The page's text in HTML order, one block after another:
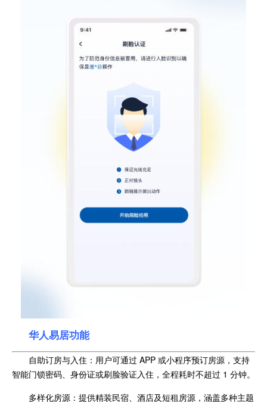
华人易居功能
自助订房与入住：用户可通过 APP 或小程序预订房源，支持
智能门锁密码、身份证或刷脸验证入住，全程耗时不超过 1 分钟。
多样化房源：提供精装民宿、酒店及短租房源，涵盖多种主题